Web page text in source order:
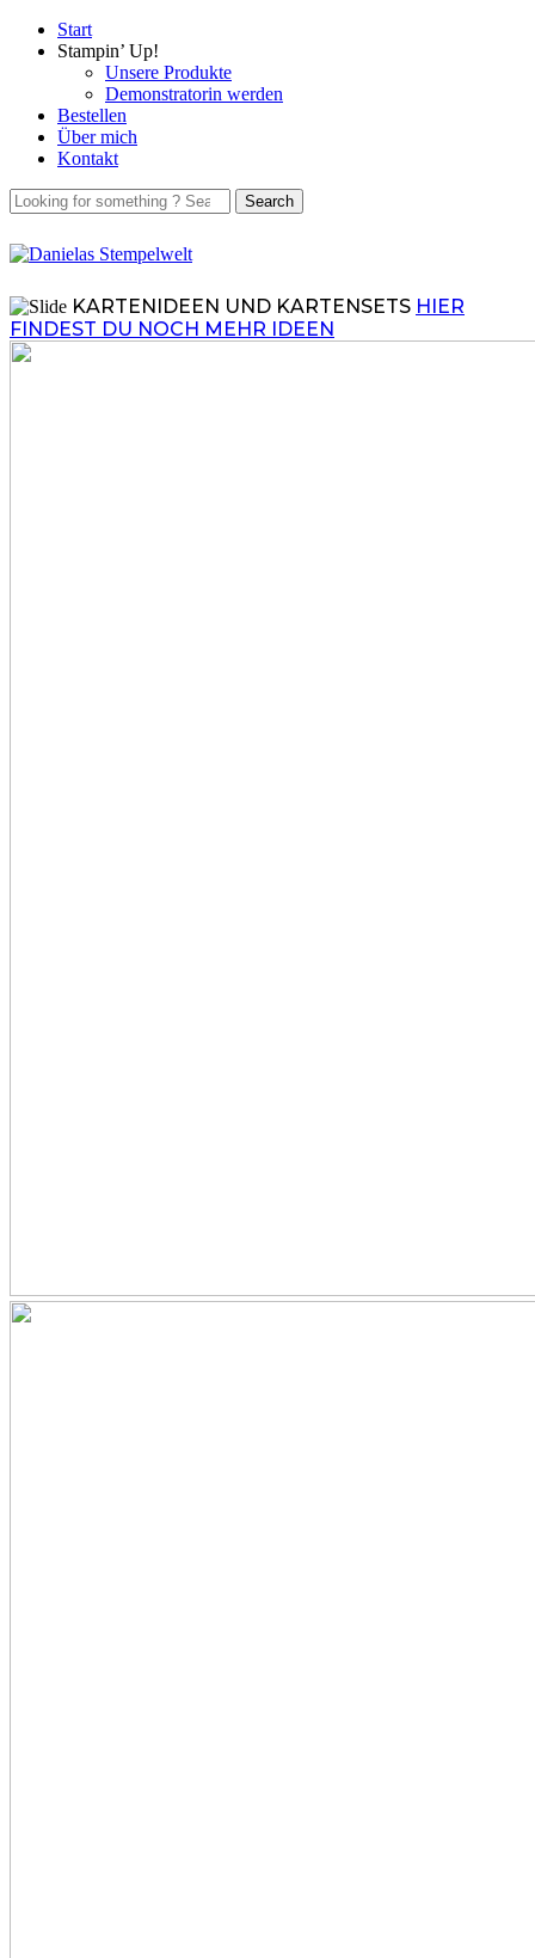
Start
Stampin’ Up!
Unsere Produkte
Demonstratorin werden
Bestellen
Über mich
Kontakt
KARTENIDEEN UND KARTENSETS HIER
FINDEST DU NOCH MEHR IDEEN